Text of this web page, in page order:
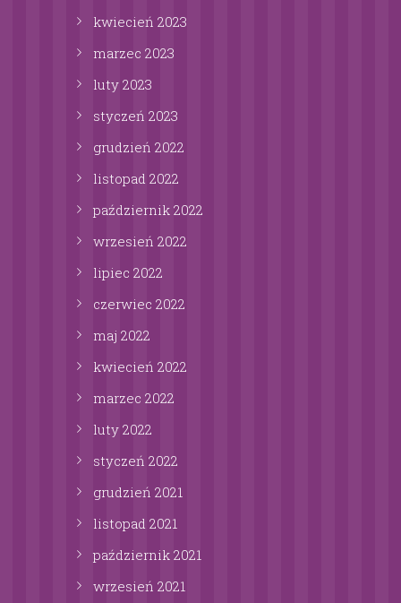
kwiecień 2023
marzec 2023
luty 2023
styczeń 2023
grudzień 2022
listopad 2022
październik 2022
wrzesień 2022
lipiec 2022
czerwiec 2022
maj 2022
kwiecień 2022
marzec 2022
luty 2022
styczeń 2022
grudzień 2021
listopad 2021
październik 2021
wrzesień 2021